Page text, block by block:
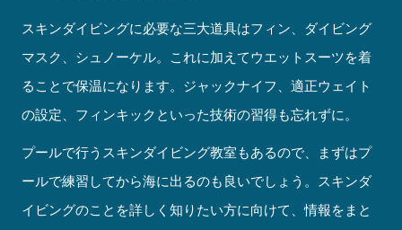
スキンダイビングに必要な三大道具はフィン、ダイビング
マスク、シュノーケル。これに加えてウエットスーツを着
ることで保温になります。ジャックナイフ、適正ウェイト
の設定、フィンキックといった技術の習得も忘れずに。
プールで行うスキンダイビング教室もあるので、まずはプ
ールで練習してから海に出るのも良いでしょう。スキンダ
イビングのことを詳しく知りたい方に向けて、情報をまと